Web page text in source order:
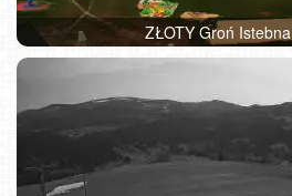
ZŁOTY Groń Istebna